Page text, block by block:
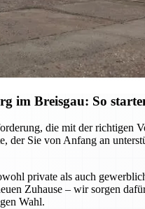
im Breisgau: So
die mit der richtigen
der Sie von Anfang an
private als auch
Zuhause – wir sorgen
Wahl.